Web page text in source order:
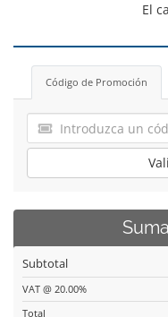
El
Código de Promoción
Subtotal
VAT @ 20.00%
Total